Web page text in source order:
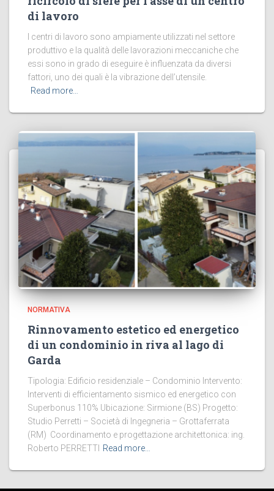
di lavoro
I centri di lavoro sono ampiamente utilizzati nel settore
produttivo e la qualità delle lavorazioni meccaniche che
essi sono in grado di eseguire è influenzata da diversi
fattori, uno dei quali è la vibrazione dell’utensile.
Read more…
NORMATIVA
Rinnovamento estetico ed energetico
di un condominio in riva al lago di
Garda
Tipologia: Edificio residenziale – Condominio Intervento:
Interventi di efficientamento sismico ed energetico con
Superbonus 110% Ubicazione: Sirmione (BS) Progetto:
Studio Perretti – Società di Ingegneria – Grottaferrata
(RM) Coordinamento e progettazione architettonica: ing.
Roberto PERRETTI Read more…